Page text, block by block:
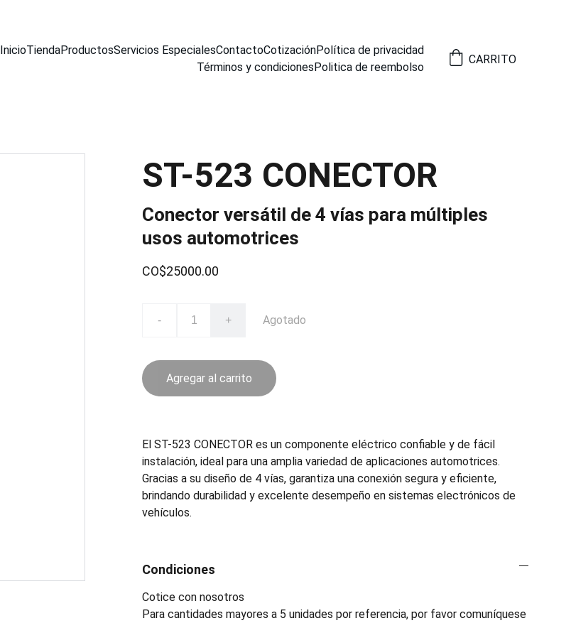
InicioTiendaProductosServicios EspecialesContactoCotizaciónPolítica de privacidad
Términos y condicionesPolitica de reembolso
CARRITO
ST-523 CONECTOR
Conector versátil de 4 vías para múltiples
usos automotrices
CO$25000.00
- + Agotado
Agregar al carrito
El ST-523 CONECTOR es un componente eléctrico confiable y de fácil
instalación, ideal para una amplia variedad de aplicaciones automotrices.
Gracias a su diseño de 4 vías, garantiza una conexión segura y eficiente,
brindando durabilidad y excelente desempeño en sistemas electrónicos de
vehículos.
Condiciones
Cotice con nosotros
Para cantidades mayores a 5 unidades por referencia, por favor comuníquese